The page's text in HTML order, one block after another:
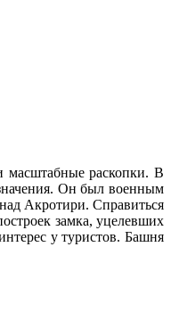
масштабные раскопки. В
Он был военным
Акротири. Справиться
замка, уцелевших
у туристов. Башня